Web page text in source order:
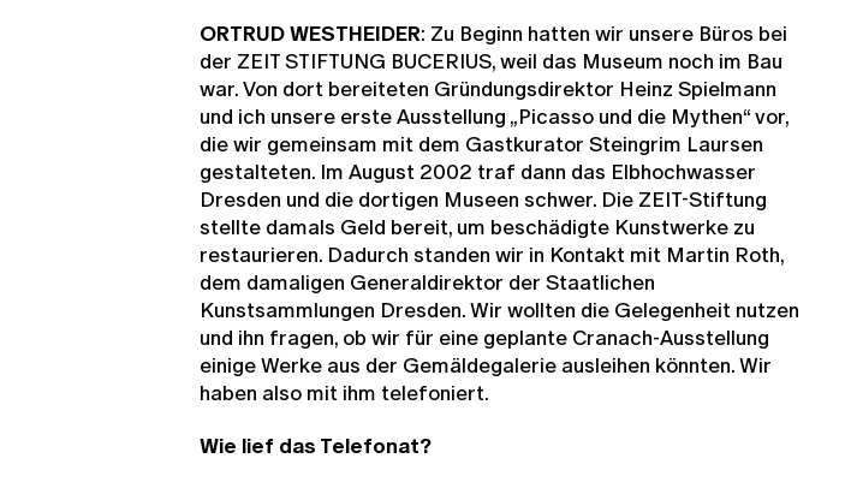
ORTRUD WESTHEIDER: Zu Beginn hatten wir unsere Büros bei
der ZEIT STIFTUNG BUCERIUS, weil das Museum noch im Bau
war. Von dort bereiteten Gründungsdirektor Heinz Spielmann
und ich unsere erste Ausstellung „Picasso und die Mythen“ vor,
die wir gemeinsam mit dem Gastkurator Steingrim Laursen
gestalteten. Im August 2002 traf dann das Elbhochwasser
Dresden und die dortigen Museen schwer. Die ZEIT-Stiftung
stellte damals Geld bereit, um beschädigte Kunstwerke zu
restaurieren. Dadurch standen wir in Kontakt mit Martin Roth,
dem damaligen Generaldirektor der Staatlichen
Kunstsammlungen Dresden. Wir wollten die Gelegenheit nutzen
und ihn fragen, ob wir für eine geplante Cranach-Ausstellung
einige Werke aus der Gemäldegalerie ausleihen könnten. Wir
haben also mit ihm telefoniert.
Wie lief das Telefonat?